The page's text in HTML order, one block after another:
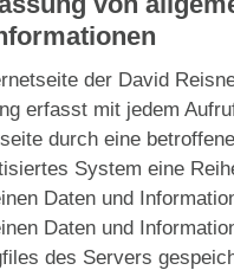
der David
erfasst mit jedem
durch eine
System eine
Daten und
Daten und
des Servers